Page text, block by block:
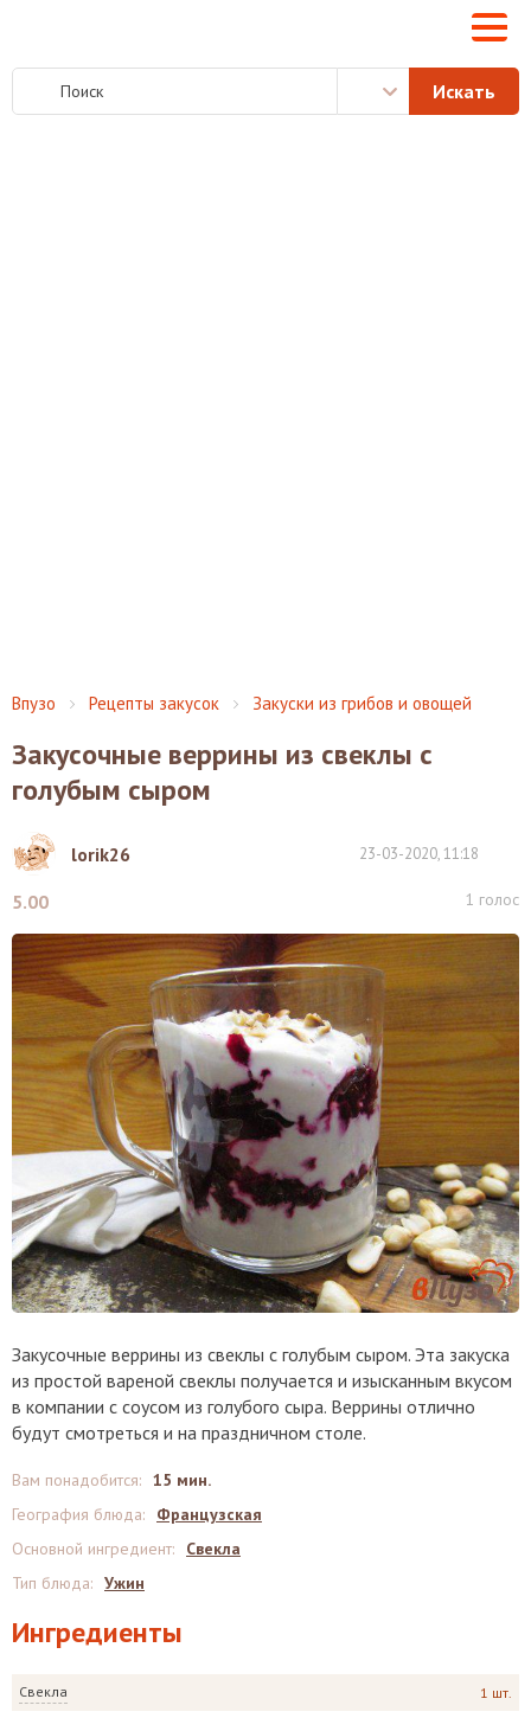
Впузо Рецепты закусок Закуски из грибов и овощей
Закусочные веррины из свеклы с
голубым сыром
lorik26 23-03-2020, 11:18
5.00 1 голос
Закусочные веррины из свеклы с голубым сыром. Эта закуска
из простой вареной свеклы получается и изысканным вкусом
в компании с соусом из голубого сыра. Веррины отлично
будут смотреться и на праздничном столе.
Ингредиенты
Свекла 1 шт.
Вам понадобится: 15 мин.
География блюда:
Французская
Основной ингредиент:
Свекла
Тип блюда: Ужин